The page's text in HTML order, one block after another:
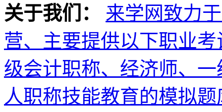
关于我们：
来学网致力
营、主要提供以下职业
级会计职称、经济师、
人职称技能教育的模拟